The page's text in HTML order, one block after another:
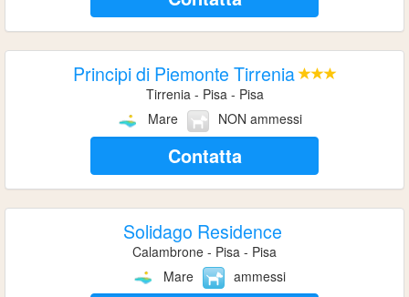
Principi di Piemonte Tirrenia
Tirrenia - Pisa - Pisa
Mare
NON ammessi
Contatta
Solidago Residence
Calambrone - Pisa - Pisa
Mare
ammessi